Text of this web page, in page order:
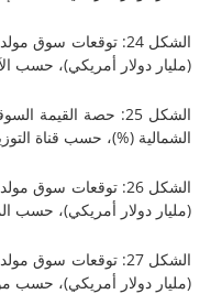
الشكل 24: توقعات سوق مولدات
أمريكي)، حسب الآخرين، 2021-2034
الشكل 25: حصة القيمة السوقية
حسب قناة التوزيع، 2025 و2034
الشكل 26: توقعات سوق مولدات
أمريكي)، حسب المبيعات المباشرة،
الشكل 27: توقعات سوق مولدات
أمريكي)، حسب موردي الغاز